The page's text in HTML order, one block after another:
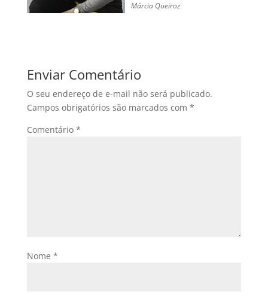
Márcia Queiroz
Enviar Comentário
O seu endereço de e-mail não será publicado.
Campos obrigatórios são marcados com *
Comentário *
Nome *